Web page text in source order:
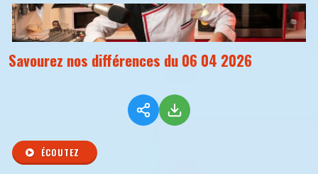
Savourez nos différences du 06 04 2026
ÉCOUTEZ